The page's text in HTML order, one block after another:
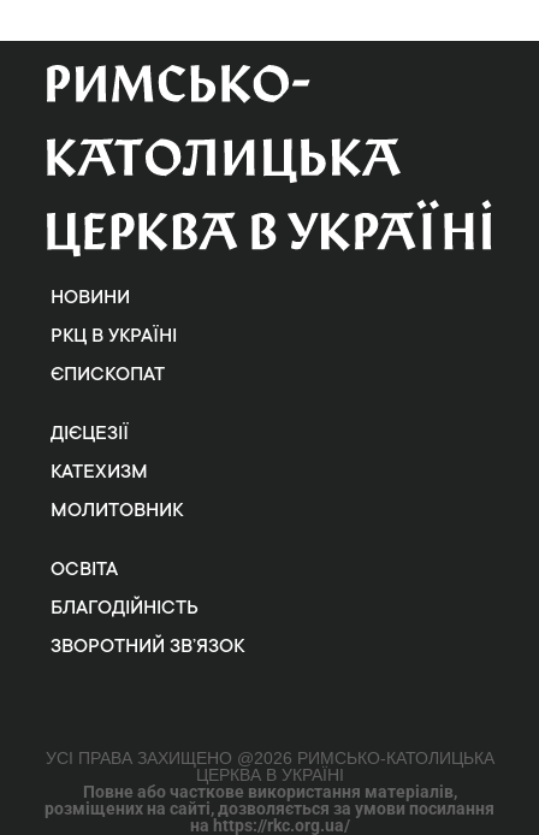
НОВИНИ
РКЦ В УКРАЇНІ
ЄПИСКОПАТ
ДІЄЦЕЗІЇ
КАТЕХИЗМ
МОЛИТОВНИК
ОСВІТА
БЛАГОДІЙНІСТЬ
ЗВОРОТНИЙ ЗВ’ЯЗОК
УСІ ПРАВА ЗАХИЩЕНО @2026 РИМСЬКО-КАТОЛИЦЬКА
ЦЕРКВА В УКРАЇНІ
Повне або часткове використання матеріалів,
розміщених на сайті, дозволяється за умови посилання
на https://rkc.org.ua/